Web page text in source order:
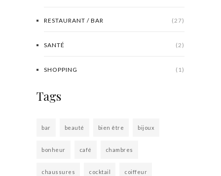
RESTAURANT / BAR (27)
SANTÉ (2)
SHOPPING (1)
Tags
bar beauté bien être bijoux
bonheur café chambres
chaussures cocktail coiffeur